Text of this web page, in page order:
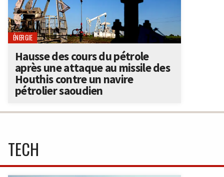
ÉNERGIE
Hausse des cours du pétrole
après une attaque au missile des
Houthis contre un navire
pétrolier saoudien
TECH